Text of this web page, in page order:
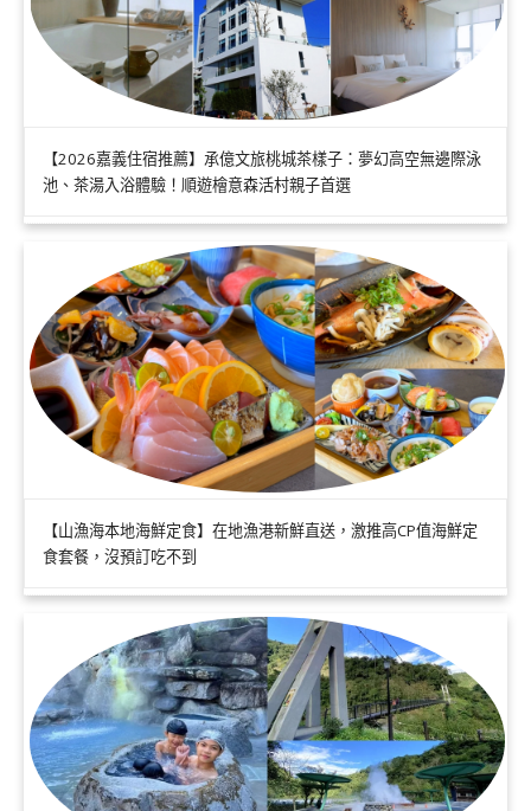
【2026嘉義住宿推薦】承億文旅桃城茶樣子：夢幻高空無邊際泳
池、茶湯入浴體驗！順遊檜意森活村親子首選
【山漁海本地海鮮定食】在地漁港新鮮直送，激推高CP值海鮮定
食套餐，沒預訂吃不到